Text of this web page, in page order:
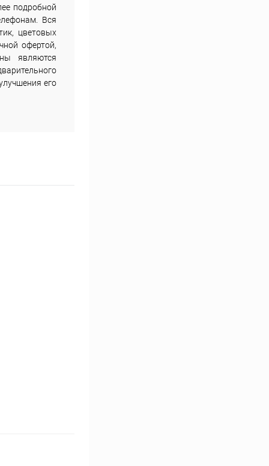
подробной
Вся
цветовых
офертой,
являются
его